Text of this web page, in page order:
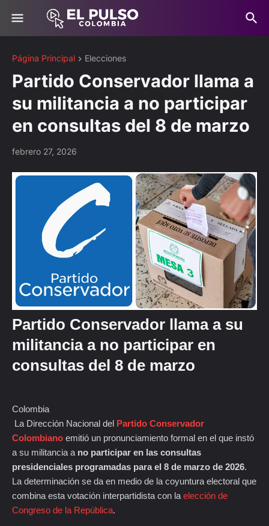
Página Principal Elecciones
Partido Conservador llama a
su militancia a no participar
en consultas del 8 de marzo
febrero 27, 2026
Partido Conservador llama a su
militancia a no participar en
consultas del 8 de marzo
Colombia
La Dirección Nacional del Partido Conservador
Colombiano emitió un pronunciamiento formal en el que instó
a su militancia a no participar en las consultas
presidenciales programadas para el 8 de marzo de 2026.
La determinación se da en medio de la coyuntura electoral que
combina esta votación interpartidista con la elección de
Congreso de la República.